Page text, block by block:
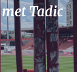
Tadic